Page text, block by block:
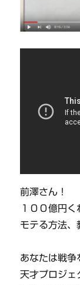
前澤さん！
１００億円く
モテる方法、
あなたは戦
天才プロジェ